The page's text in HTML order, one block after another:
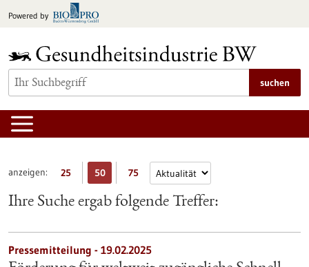
Inhalt
Powered by
suchen
anzeigen: 25 50 75
Ihre Suche ergab folgende Treffer:
Pressemitteilung - 19.02.2025